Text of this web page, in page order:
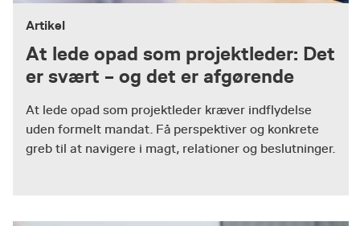
Artikel
At lede opad som projektleder: Det
er svært – og det er afgørende
At lede opad som projektleder kræver indflydelse
uden formelt mandat. Få perspektiver og konkrete
greb til at navigere i magt, relationer og beslutninger.